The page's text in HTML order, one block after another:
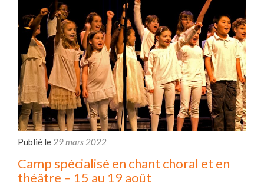
Publié le 29 mars 2022
Camp spécialisé en chant choral et en
théâtre – 15 au 19 août